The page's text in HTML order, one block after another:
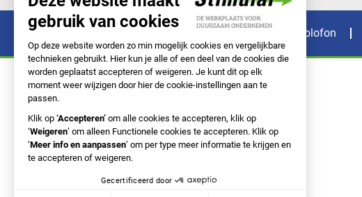
Colofon